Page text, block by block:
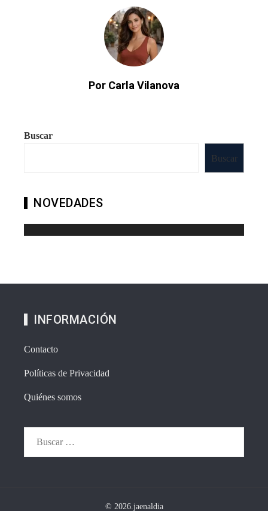
Por Carla Vilanova
Buscar
Buscar
NOVEDADES
INFORMACIÓN
Contacto
Políticas de Privacidad
Quiénes somos
© 2026.jaenaldia